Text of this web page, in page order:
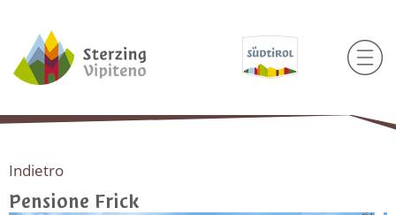
Indietro
Pensione Frick